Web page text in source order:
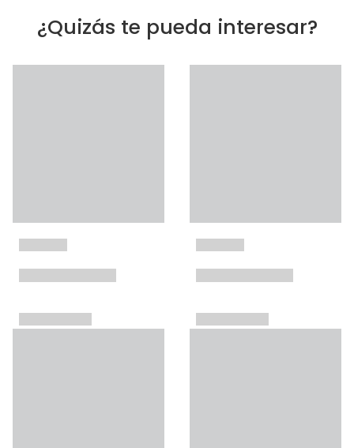
¿Quizás te pueda interesar?